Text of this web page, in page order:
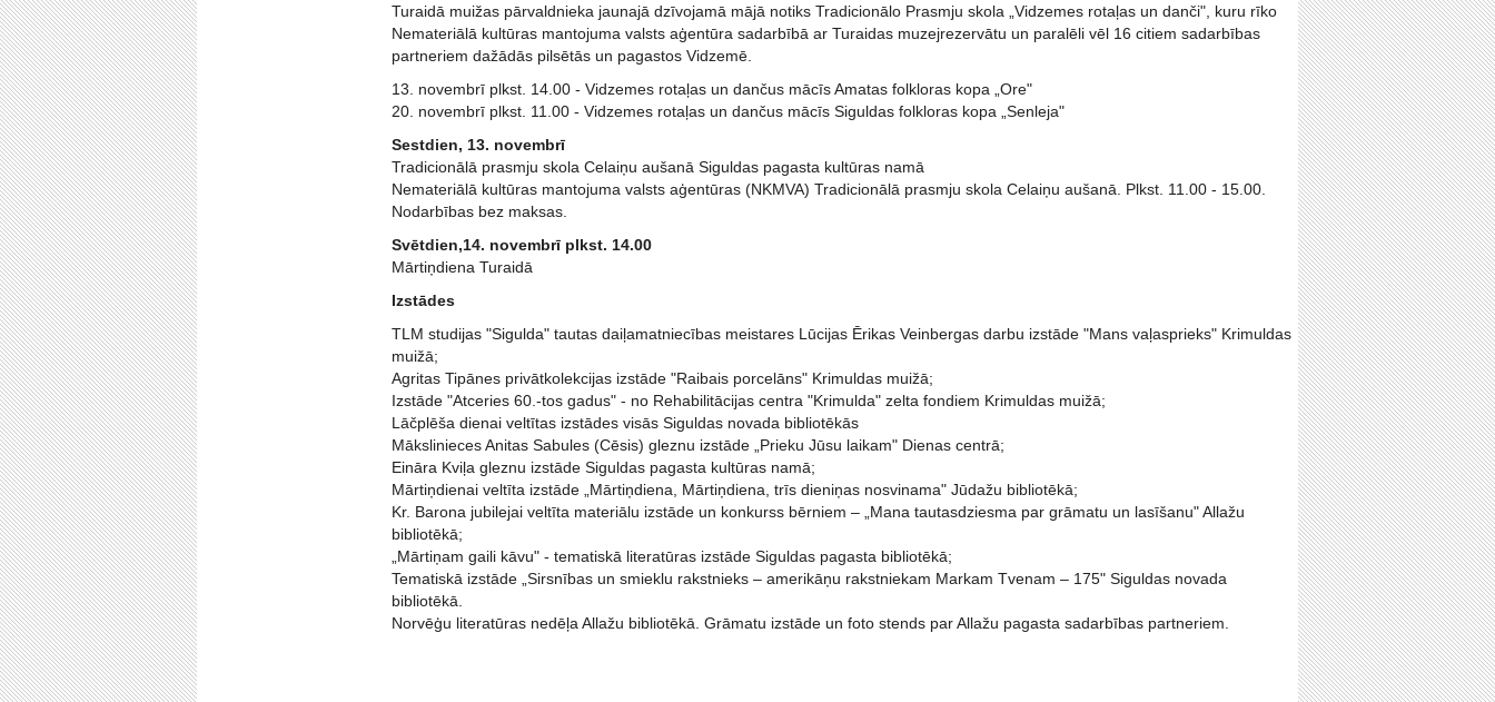
Turaidā muižas pārvaldnieka jaunajā dzīvojamā mājā notiks Tradicionālo Prasmju skola „Vidzemes rotaļas un danči", kuru rīko
Nemateriālā kultūras mantojuma valsts aģentūra sadarbībā ar Turaidas muzejrezervātu un paralēli vēl 16 citiem sadarbības
partneriem dažādās pilsētās un pagastos Vidzemē.
13. novembrī plkst. 14.00 - Vidzemes rotaļas un dančus mācīs Amatas folkloras kopa „Ore"
20. novembrī plkst. 11.00 - Vidzemes rotaļas un dančus mācīs Siguldas folkloras kopa „Senleja"
Sestdien, 13. novembrī
Tradicionālā prasmju skola Celaiņu aušanā Siguldas pagasta kultūras namā
Nemateriālā kultūras mantojuma valsts aģentūras (NKMVA) Tradicionālā prasmju skola Celaiņu aušanā. Plkst. 11.00 - 15.00.
Nodarbības bez maksas.
Svētdien,14. novembrī plkst. 14.00
Mārtiņdiena Turaidā
Izstādes
TLM studijas "Sigulda" tautas daiļamatniecības meistares Lūcijas Ērikas Veinbergas darbu izstāde "Mans vaļasprieks" Krimuldas
muižā;
Agritas Tipānes privātkolekcijas izstāde "Raibais porcelāns" Krimuldas muižā;
Izstāde "Atceries 60.-tos gadus" - no Rehabilitācijas centra "Krimulda" zelta fondiem Krimuldas muižā;
Lāčplēša dienai veltītas izstādes visās Siguldas novada bibliotēkās
Mākslinieces Anitas Sabules (Cēsis) gleznu izstāde „Prieku Jūsu laikam" Dienas centrā;
Eināra Kviļa gleznu izstāde Siguldas pagasta kultūras namā;
Mārtiņdienai veltīta izstāde „Mārtiņdiena, Mārtiņdiena, trīs dieniņas nosvinama" Jūdažu bibliotēkā;
Kr. Barona jubilejai veltīta materiālu izstāde un konkurss bērniem – „Mana tautasdziesma par grāmatu un lasīšanu" Allažu
bibliotēkā;
„Mārtiņam gaili kāvu" - tematiskā literatūras izstāde Siguldas pagasta bibliotēkā;
Tematiskā izstāde „Sirsnības un smieklu rakstnieks – amerikāņu rakstniekam Markam Tvenam – 175" Siguldas novada
bibliotēkā.
Norvēģu literatūras nedēļa Allažu bibliotēkā. Grāmatu izstāde un foto stends par Allažu pagasta sadarbības partneriem.